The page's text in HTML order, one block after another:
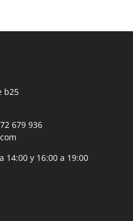
b25
679 936
14:00 y 16:00 a 19:00